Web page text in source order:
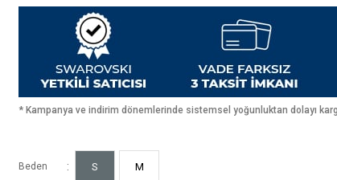
* Kampanya ve indirim dönemlerinde sistemsel yoğunluktan dolayı
Beden : S M